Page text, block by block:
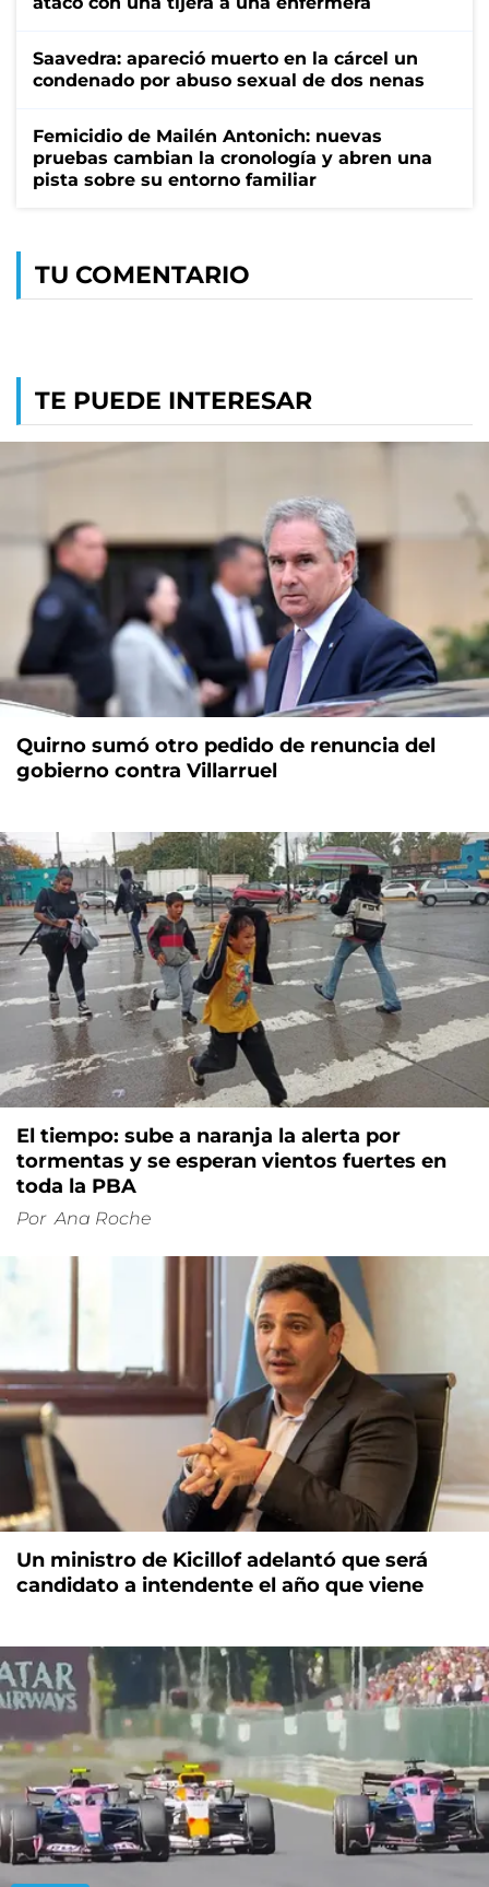
Saavedra: apareció muerto en la cárcel un
condenado por abuso sexual de dos nenas
Femicidio de Mailén Antonich: nuevas
pruebas cambian la cronología y abren una
pista sobre su entorno familiar
TU COMENTARIO
TE PUEDE INTERESAR
Quirno sumó otro pedido de renuncia del
gobierno contra Villarruel
El tiempo: sube a naranja la alerta por
tormentas y se esperan vientos fuertes en
toda la PBA
Por Ana Roche
Un ministro de Kicillof adelantó que será
candidato a intendente el año que viene